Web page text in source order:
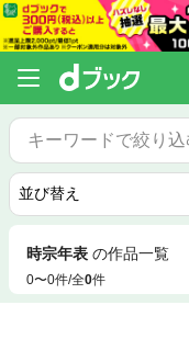
時宗年表 の作品一覧
0〜0件/全0件